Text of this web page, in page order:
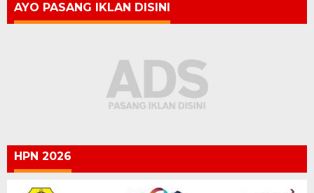
AYO PASANG IKLAN DISINI
HPN 2026